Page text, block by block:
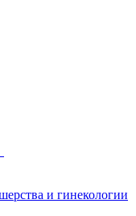
и гинекологии